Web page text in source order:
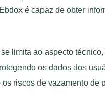
é capaz de obter
limita ao aspecto
os dados dos
riscos de vazamento de